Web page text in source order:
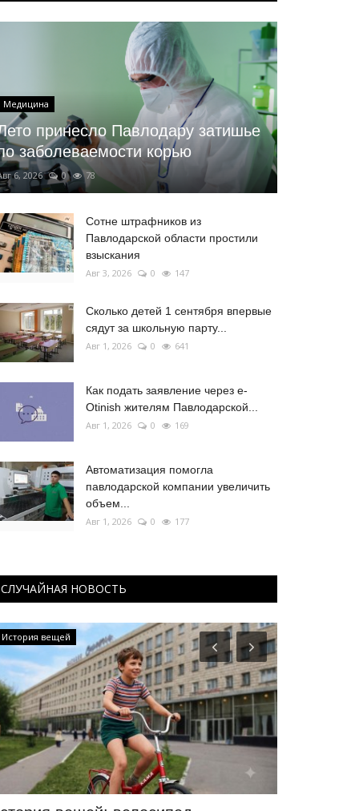
Медицина
принесло Павлодару затишье
заболеваемости корью
6, 2026 0 78
Сотне штрафников из
Павлодарской области простили
взыскания
Авг 3, 2026 0 147
Сколько детей 1 сентября впервые
сядут за школьную парту...
Авг 1, 2026 0 641
Как подать заявление через e-
Otinish жителям Павлодарской...
Авг 1, 2026 0 169
Автоматизация помогла
павлодарской компании увеличить
объем...
Авг 1, 2026 0 177
СЛУЧАЙНАЯ НОВОСТЬ
История вещей